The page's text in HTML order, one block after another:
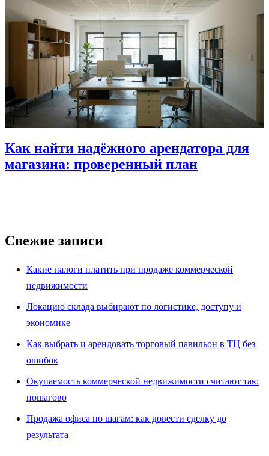
Как найти надёжного арендатора для
магазина: проверенный план
Свежие записи
Какие налоги платить при продаже коммерческой
недвижимости
Локацию склада выбирают по логистике, доступу и
экономике
Как выбрать и арендовать торговый павильон в ТЦ без
ошибок
Окупаемость коммерческой недвижимости считают так:
пошагово
Продажа офиса по шагам: как довести сделку до
результата